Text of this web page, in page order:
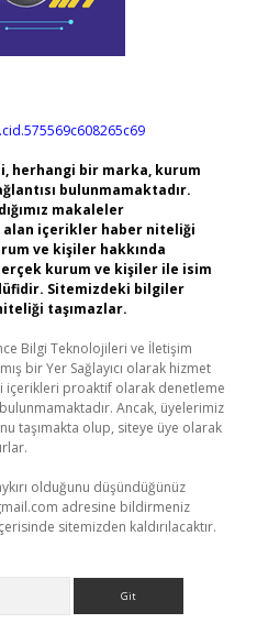
herhangi bir marka, kurum
bulunmamaktadır.
makaleler
alan içerikler haber niteliği
ve kişiler hakkında
kurum ve kişiler ile isim
Sitemizdeki bilgiler
taşımazlar.
Bilgi Teknolojileri ve İletişim
bir Yer Sağlayıcı olarak hizmet
içerikleri proaktif olarak denetleme
Ancak, üyelerimiz
taşımakta olup, siteye üye olarak
olduğunu düşündüğünüz
adresine bildirmeniz
sitemizden kaldırılacaktır.